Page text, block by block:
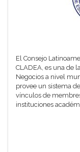
El Consejo
CLADEA, es una de
Negocios a nivel
provee un sistema
vínculos de
instituciones